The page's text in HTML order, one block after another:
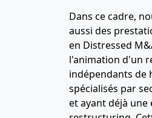
Dans ce cadre,
aussi des
en Distressed
l'animation d'un
indépendants de
spécialisés par
et ayant déjà une